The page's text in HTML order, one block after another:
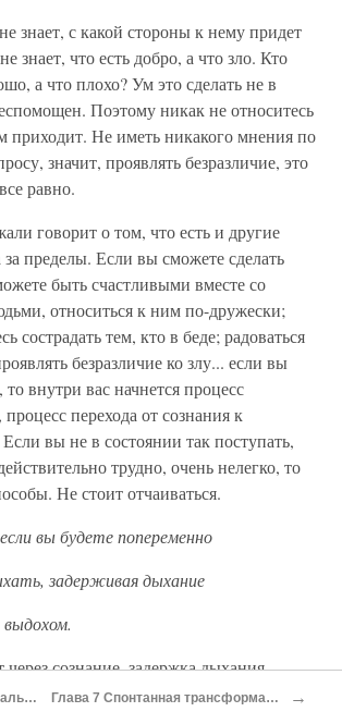
знает, с какой стороны к нему придет
знает, что есть добро, а что зло. Кто
а что плохо? Ум это сделать не в
Поэтому никак не относитесь
приходит. Не иметь никакого мнения по
значит, проявлять безразличие, это
равно.
говорит о том, что есть и другие
пределы. Если вы сможете сделать
быть счастливыми вместе со
относиться к ним по-дружески;
сострадать тем, кто в беде; радоваться
безразличие ко злу... если вы
то внутри вас начнется процесс
перехода от сознания к
вы не в состоянии так поступать,
трудно, очень нелегко, то
Не стоит отчаиваться.
вы будете попеременно
задерживая дыхание
сознание, задержка дыхания
Дыхание и мышление
Глава 5 Универсальный звук Глава 7 Спонтанная трансформация сознания →